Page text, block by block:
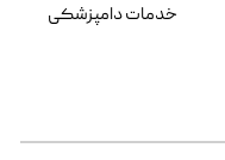
خدمات دامپزشکی